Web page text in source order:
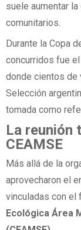
suele aumentar
comunitarios.
Durante la Copa
concurridos fue
donde cientos de
Selección
tomada como
La reunión
CEAMSE
Más allá de la
aprovecharon el
vinculadas con el
Ecológica Área